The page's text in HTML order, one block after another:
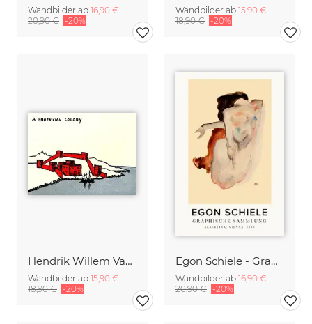
Wandbilder ab 16,90 €
20,90 € -20%
Wandbilder ab 15,90 €
18,90 € -20%
Hendrik Willem Van Loon: A Phoenician Colony
Wandbilder ab 15,90 €
18,90 € -20%
Egon Schiele - Graphische Sammlung
Wandbilder ab 16,90 €
20,90 € -20%